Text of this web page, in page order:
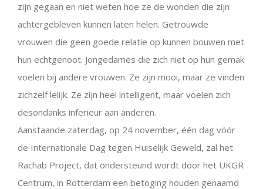
zijn gegaan en niet weten hoe ze de wonden die zijn
achtergebleven kunnen laten helen. Getrouwde
vrouwen die geen goede relatie op kunnen bouwen met
hun echtgenoot. Jongedames die zich niet op hun gemak
voelen bij andere vrouwen. Ze zijn mooi, maar ze vinden
zichzelf lelijk. Ze zijn heel intelligent, maar voelen zich
desondanks inferieur aan anderen.
Aanstaande zaterdag, op 24 november, één dag vóór
de Internationale Dag tegen Huiselijk Geweld, zal het
Rachab Project, dat ondersteund wordt door het UKGR
Centrum, in Rotterdam een betoging houden genaamd